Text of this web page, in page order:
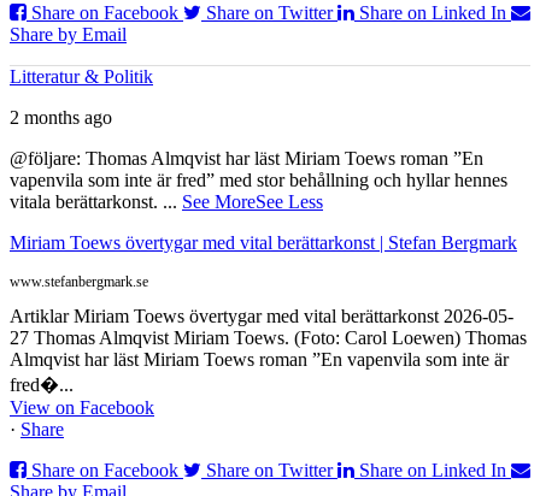
Share on Facebook
Share on Twitter
Share on Linked In
Share by Email
Litteratur & Politik
2 months ago
@följare: Thomas Almqvist har läst Miriam Toews roman ”En
vapenvila som inte är fred” med stor behållning och hyllar hennes
vitala berättarkonst. ... See MoreSee Less
Miriam Toews övertygar med vital berättarkonst | Stefan Bergmark
www.stefanbergmark.se
Artiklar Miriam Toews övertygar med vital berättarkonst 2026-05-
27 Thomas Almqvist Miriam Toews. (Foto: Carol Loewen) Thomas
Almqvist har läst Miriam Toews roman ”En vapenvila som inte är
fred�...
View on Facebook
· Share
Share on Facebook
Share on Twitter
Share on Linked In
Share by Email